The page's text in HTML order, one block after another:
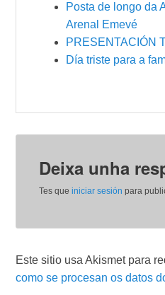
Posta de longo da
Arenal Emevé
PRESENTACIÓN
Día triste para a
Deixa unha
Tes queiniciar sesión para
Este sitio usa Akismet para
como se procesan os datos